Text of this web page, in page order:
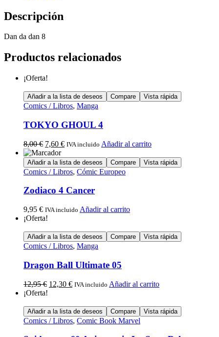
Descripción
Dan da dan 8
Productos relacionados
¡Oferta!
Añadir a la lista de deseos Compare Vista rápida
Comics / Libros, Manga
TOKYO GHOUL 4
8,00€ 7,60 € IVA incluido Añadir al carrito
Añadir a la lista de deseos Compare Vista rápida
Comics / Libros, Cómic Europeo
Zodiaco 4 Cancer
9,95 € IVA incluido Añadir al carrito
¡Oferta!
Añadir a la lista de deseos Compare Vista rápida
Comics / Libros, Manga
Dragon Ball Ultimate 05
12,95€ 12,30 € IVA incluido Añadir al carrito
¡Oferta!
Añadir a la lista de deseos Compare Vista rápida
Comics / Libros, Comic Book Marvel